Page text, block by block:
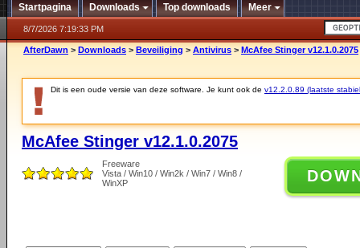
Startpagina Downloads Top downloads Meer
8/7/2026 7:19:33 PM
AfterDawn > Downloads > Beveiliging > Antivirus > McAfee Stinger v12.1.0.2075
Dit is een oude versie van deze software. Je kunt ook de v12.2.0.89 (laatste
McAfee Stinger v12.1.0.2075
Freeware
Vista / Win10 / Win2k / Win7 / Win8 /
WinXP